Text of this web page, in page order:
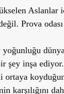
Aslanlar
Prova
yoğunluğu
şey inşa
ortaya
karşılığını